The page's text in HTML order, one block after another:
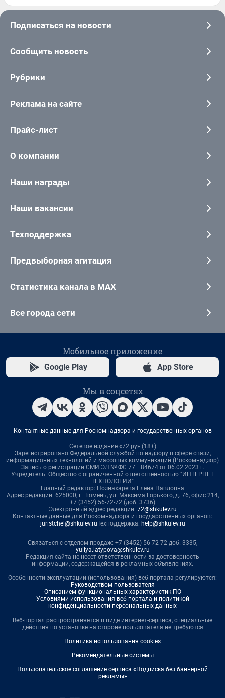
Подписаться на новости
Сообщить новость
Рубрики
Реклама на сайте
Прайс-лист
О компании
Наши награды
Наши вакансии
Техподдержка
Предвыборная агитация
Статистика канала в MAX
Все города сети
Мобильное приложение
Google Play App Store
Мы в соцсетях
Контактные данные для Роскомнадзора и государственных органов
Сетевое издание «72.ру» (18+)
Зарегистрировано Федеральной службой по надзору в сфере связи,
информационных технологий и массовых коммуникаций (Роскомнадзор)
Запись о регистрации СМИ ЭЛ № ФС 77– 84674 от 06.02.2023 г.
Учредитель: Общество с ограниченной ответственностью "ИНТЕРНЕТ
ТЕХНОЛОГИИ"
Главный редактор: Познахарева Елена Павловна
Адрес редакции: 625000, г. Тюмень, ул. Максима Горького, д. 76, офис 214,
+7 (3452) 56-72-72 (доб. 3736)
Электронный адрес редакции: 72@shkulev.ru
Контактные данные для Роскомнадзора и государственных органов:
juristchel@shkulev.ruТехподдержка: help@shkulev.ru
Связаться с отделом продаж: +7 (3452) 56-72-72 доб. 3335,
yuliya.latypova@shkulev.ru
Редакция сайта не несет ответственности за достоверность
информации, содержащейся в рекламных объявлениях.
Особенности эксплуатации (использования) веб-портала регулируются:
Руководством пользователя
Описанием функциональных характеристик ПО
Условиями использования веб-портала и политикой
конфиденциальности персональных данных
Веб-портал распространяется в виде интернет-сервиса, специальные
действия по установке на стороне пользователя не требуются
Политика использования cookies
Рекомендательные системы
Пользовательское соглашение сервиса «Подписка без баннерной
рекламы»